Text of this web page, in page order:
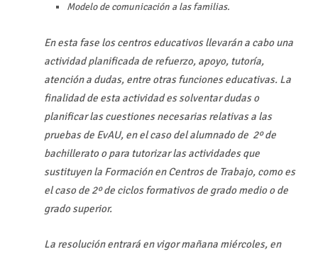
Modelo de comunicación a las familias.
En esta fase los centros educativos llevarán a cabo una
actividad planificada de refuerzo, apoyo, tutoría,
atención a dudas, entre otras funciones educativas. La
finalidad de esta actividad es solventar dudas o
planificar las cuestiones necesarias relativas a las
pruebas de EvAU, en el caso del alumnado de 2º de
bachillerato o para tutorizar las actividades que
sustituyen la Formación en Centros de Trabajo, como es
el caso de 2º de ciclos formativos de grado medio o de
grado superior.
La resolución entrará en vigor mañana miércoles, en